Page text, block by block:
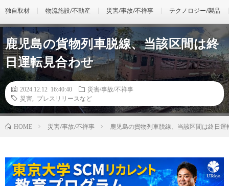
独自取材 物流施設/不動産 災害/事故/不祥事 テクノロジー/製品
鹿児島の貨物列車脱線、当該区間は終
日運転見合わせ
2024.12.12 16:40:40
災害/事故/不祥事
災害
プレスリリースなど
HOME 災害/事故/不祥事 鹿児島の貨物列車脱線、当該区間は終日運